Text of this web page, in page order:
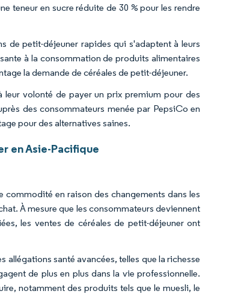
teneur en sucre réduite de 30 % pour les rendre
de petit-déjeuner rapides qui s'adaptent à leurs
à la consommation de produits alimentaires
la demande de céréales de petit-déjeuner.
volonté de payer un prix premium pour des
des consommateurs menée par PepsiCo en
pour des alternatives saines.
en Asie-Pacifique
en raison des changements dans les
À mesure que les consommateurs deviennent
les ventes de céréales de petit-déjeuner ont
santé avancées, telles que la richesse
de plus en plus dans la vie professionnelle.
notamment des produits tels que le muesli, le